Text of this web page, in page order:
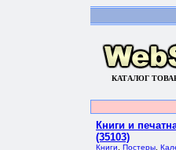
КАТАЛОГ
Книги и
(35103)
Книги Постеры